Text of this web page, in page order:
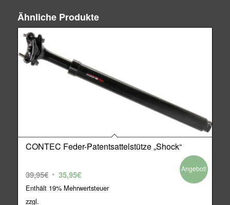
Ähnliche Produkte
CONTEC Feder-Patentsattelstütze „Shock“
39,95€ Ursprünglicher
Preis
35,95€Aktueller
Preis
Enthält 19% Mehrwertsteuer
zzgl.
Angebot!